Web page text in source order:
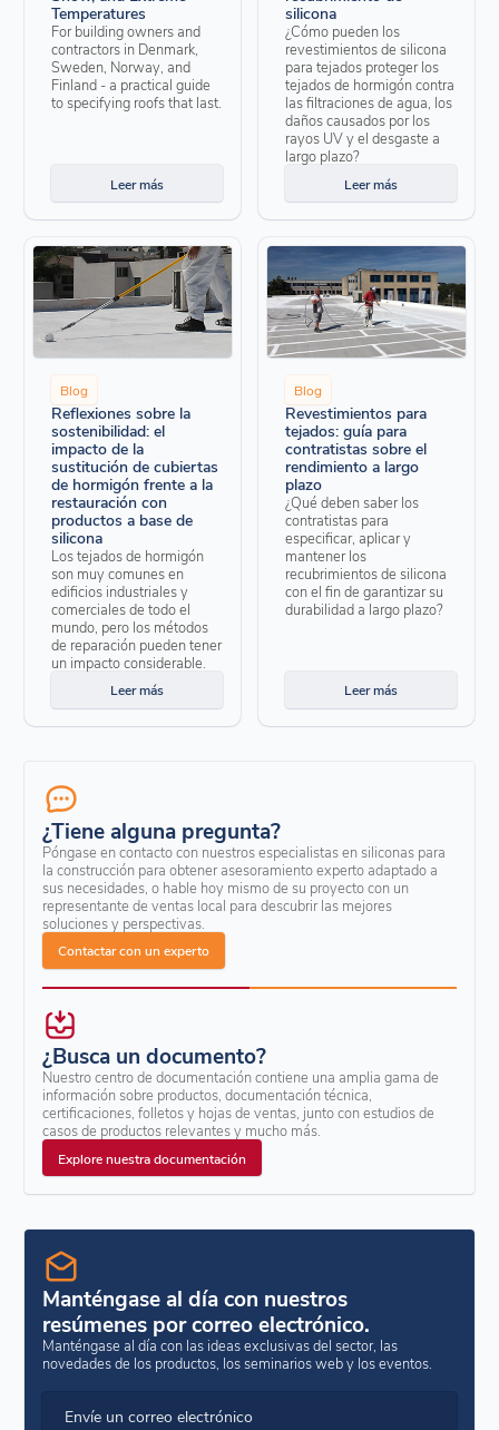
Temperatures
For building owners and
contractors in Denmark,
Sweden, Norway, and
Finland - a practical guide
to specifying roofs that last.
Leer más
silicona
¿Cómo pueden los
revestimientos de silicona
para tejados proteger los
tejados de hormigón contra
las filtraciones de agua, los
daños causados por los
rayos UV y el desgaste a
largo plazo?
Leer más
Blog
Reflexiones sobre la
sostenibilidad: el
impacto de la
sustitución de cubiertas
de hormigón frente a la
restauración con
productos a base de
silicona
Los tejados de hormigón
son muy comunes en
edificios industriales y
comerciales de todo el
mundo, pero los métodos
de reparación pueden tener
un impacto considerable.
Leer más
Blog
Revestimientos para
tejados: guía para
contratistas sobre el
rendimiento a largo
plazo
¿Qué deben saber los
contratistas para
especificar, aplicar y
mantener los
recubrimientos de silicona
con el fin de garantizar su
durabilidad a largo plazo?
Leer más
¿Tiene alguna pregunta?
Póngase en contacto con nuestros especialistas en siliconas para
la construcción para obtener asesoramiento experto adaptado a
sus necesidades, o hable hoy mismo de su proyecto con un
representante de ventas local para descubrir las mejores
soluciones y perspectivas.
Contactar con un experto
¿Busca un documento?
Nuestro centro de documentación contiene una amplia gama de
información sobre productos, documentación técnica,
certificaciones, folletos y hojas de ventas, junto con estudios de
casos de productos relevantes y mucho más.
Explore nuestra documentación
Manténgase al día con nuestros
resúmenes por correo electrónico.
Manténgase al día con las ideas exclusivas del sector, las
novedades de los productos, los seminarios web y los eventos.
Envíe un correo electrónico